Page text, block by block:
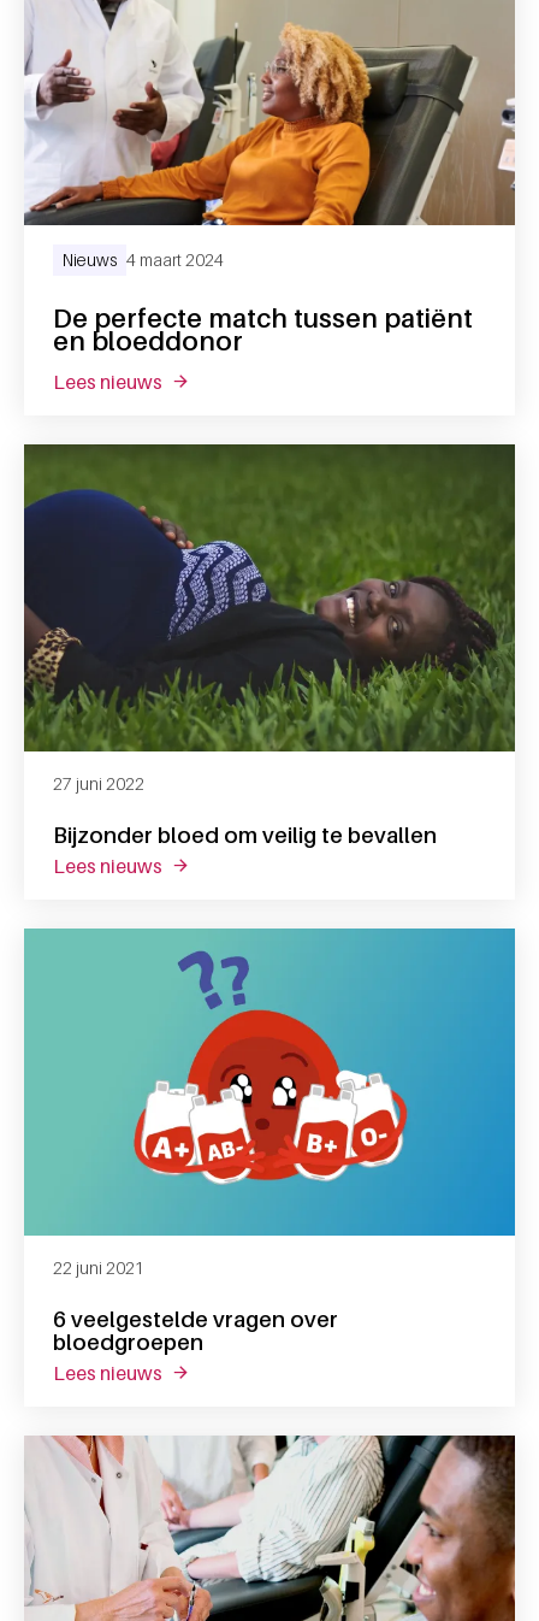
De perfecte match tussen patiënt
en bloeddonor
Nieuws 4 maart 2024
lees nieuws over de perfecte match tussen patiënt en
Bijzonder bloed om veilig te bevallen
27 juni 2022
lees nieuws over bijzonder bloed om veilig te bevallen
6 veelgestelde vragen over
bloedgroepen
22 juni 2021
lees nieuws over 6 veelgestelde vragen over